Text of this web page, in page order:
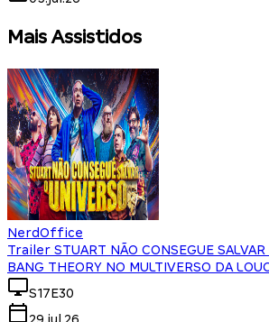
Mais Assistidos
NerdOffice
Trailer STUART NÃO CONSEGUE
BANG THEORY NO MULTIVERSO DA
S17E30